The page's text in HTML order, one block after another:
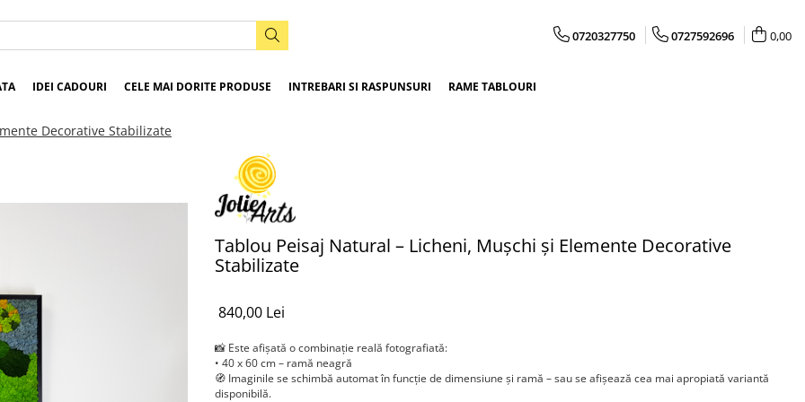
0720327750 0727592696 0,00
IDEI CADOURI CELE MAI DORITE PRODUSE INTREBARI SI RASPUNSURI RAME TABLOURI
Decorative Stabilizate
Tablou Peisaj Natural – Licheni, Mușchi și Elemente Decorative
Stabilizate
840,00 Lei
📸 Este afișată o combinație reală fotografiată:
• 40 x 60 cm – ramă neagră
🧭 Imaginile se schimbă automat în funcție de dimensiune și ramă – sau se afișează cea mai apropiată variantă
disponibilă.